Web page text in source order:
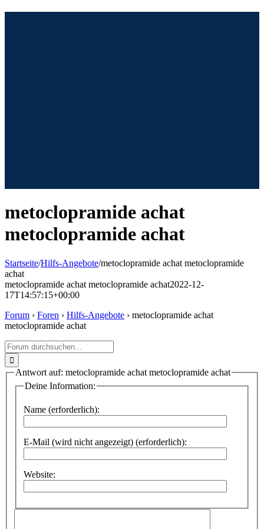
metoclopramide achat
metoclopramide achat
Startseite/Hilfs-Angebote/metoclopramide achat metoclopramide
achat
metoclopramide achat metoclopramide achat2022-12-
17T14:57:15+00:00
Forum › Foren › Hilfs-Angebote › metoclopramide achat
metoclopramide achat
Suche
nach:
Antwort auf: metoclopramide achat metoclopramide achat
Deine Information:
Name (erforderlich):
E-Mail (wird nicht angezeigt) (erforderlich):
Website: